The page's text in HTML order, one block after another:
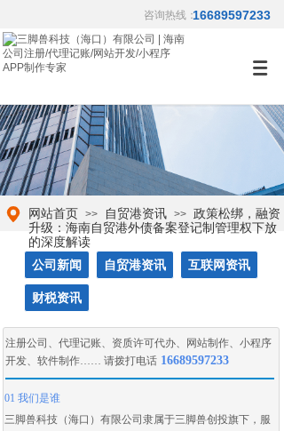
咨询热线：16689597233
网站首页 >> 自贸港资讯 >> 政策松绑，融资
升级：海南自贸港外债备案登记制管理权下放
的深度解读
公司新闻 自贸港资讯 互联网资讯
财税资讯
01 我们是谁
三脚兽科技（海口）有限公司隶属于三脚兽创投旗下，服
注册公司 、 代理记账、 资质许可代办、 网站制作、 小程序
开发、 软件制作…… 请拨打电话 16689597233